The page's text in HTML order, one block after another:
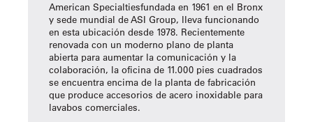
American Specialtiesfundada en 1961 en el Bronx
y sede mundial de ASI Group, lleva funcionando
en esta ubicación desde 1978. Recientemente
renovada con un moderno plano de planta
abierta para aumentar la comunicación y la
colaboración, la oficina de 11.000 pies cuadrados
se encuentra encima de la planta de fabricación
que produce accesorios de acero inoxidable para
lavabos comerciales.